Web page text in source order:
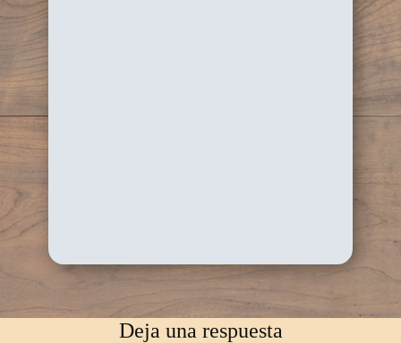
Deja una respuesta